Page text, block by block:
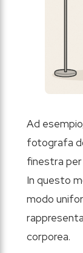
Ad
fotografa
finestra
In questo
modo
corporea.